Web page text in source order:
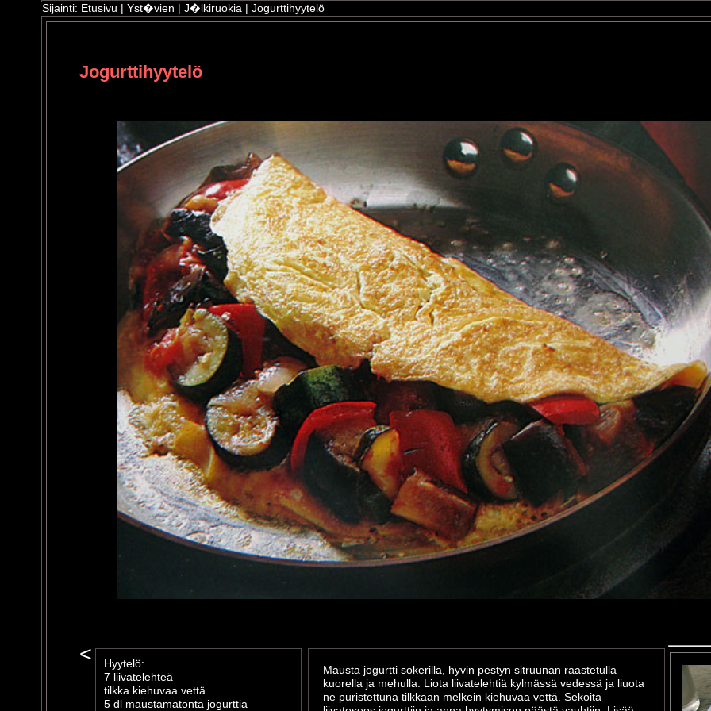
Sijainti: Etusivu Yst�vien J�lkiruokia | Jogurttihyytelö
Jogurttihyytelö
<
Hyytelö:
7 liivatelehteä
tilkka kiehuvaa vettä
5 dl maustamatonta jogurttia
Mausta jogurtti sokerilla, hyvin pestyn sitruunan raastetulla
kuorella ja mehulla. Liota liivatelehtiä kylmässä vedessä ja liuota
ne puristettuna tilkkaan melkein kiehuvaa vettä. Sekoita